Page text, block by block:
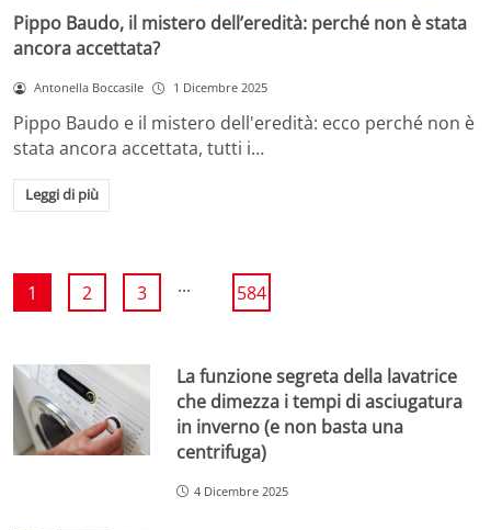
Pippo Baudo, il mistero dell’eredità: perché non è stata
ancora accettata?
Antonella Boccasile 1 Dicembre 2025
Pippo Baudo e il mistero dell'eredità: ecco perché non è
stata ancora accettata, tutti i…
Leggi di più
1 2 3 ... 584
La funzione segreta della lavatrice
che dimezza i tempi di asciugatura
in inverno (e non basta una
centrifuga)
4 Dicembre 2025